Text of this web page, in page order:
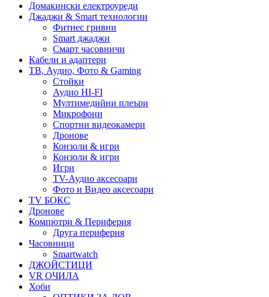
Домакински електроуреди
Джаджи & Smart технологии
Фитнес гривни
Smart джаджи
Смарт часовничи
Кабели и адаптери
ТВ, Аудио, Фото & Gaming
Стойки
Аудио HI-FI
Мултимедийни плеъри
Микрофони
Спортни видеокамери
Дронове
Конзоли & игри
Конзоли & игри
Игри
TV-Аудио аксесоари
Фото и Видео аксесоари
TV БОКС
Дронове
Компютри & Периферия
Друга периферия
Часовници
Smartwatch
ДЖОЙСТИЦИ
VR ОЧИЛА
Хоби